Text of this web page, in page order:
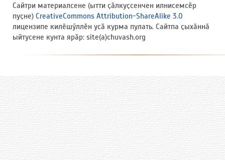
Сайтри материалсене (ытти ҫӑлкуҫсенчен илнисемсӗр
пуҫне) CreativeCommons Attribution-ShareAlike 3.0
лицензипе килӗшӳллӗн усӑ курма пулать. Сайтпа ҫыхӑннӑ
ыйтусене кунта ярӑр: site(a)chuvash.org